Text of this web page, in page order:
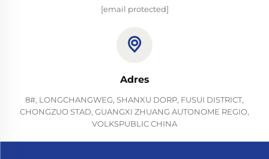
[email protected]
Adres
8#, LONGCHANGWEG, SHANXU DORP, FUSUI DISTRICT,
CHONGZUO STAD, GUANGXI ZHUANG AUTONOME REGIO,
VOLKSPUBLIC CHINA